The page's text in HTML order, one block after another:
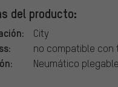
del producto:
City
no compatible con
Neumático plegable